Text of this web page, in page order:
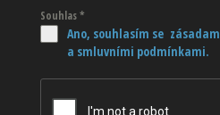
Souhlas*
Ano, souhlasím se
a smluvními podmínkami.